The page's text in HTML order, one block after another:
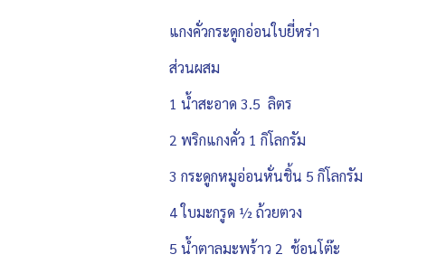
แกงคั่วกระดูกอ่อนใบยี่หร่า
ส่วนผสม
1 น้ำสะอาด 3.5 ลิตร
2 พริกแกงคั่ว 1 กิโลกรัม
3 กระดูกหมูอ่อนหั่นชิ้น 5 กิโลกรัม
4 ใบมะกรูด ½ ถ้วยตวง
5 น้ำตาลมะพร้าว 2 ช้อนโต๊ะ